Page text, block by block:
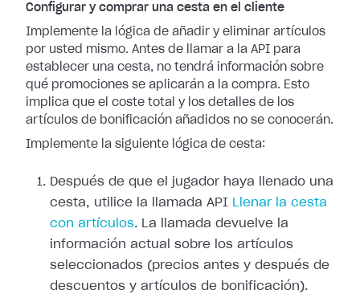
Configurar y comprar una cesta en el cliente
Implemente la lógica de añadir y eliminar artículos
por usted mismo. Antes de llamar a la API para
establecer una cesta, no tendrá información sobre
qué promociones se aplicarán a la compra. Esto
implica que el coste total y los detalles de los
artículos de bonificación añadidos no se conocerán.
Implemente la siguiente lógica de cesta:
Después de que el jugador haya llenado una
cesta, utilice la llamada API Llenar la cesta
con artículos. La llamada devuelve la
información actual sobre los artículos
seleccionados (precios antes y después de
descuentos y artículos de bonificación).